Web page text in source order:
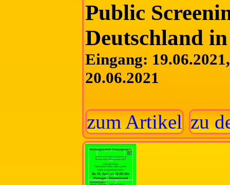
Public
Deutschland
Eingang:
20.06.2021
zum Artikel zu